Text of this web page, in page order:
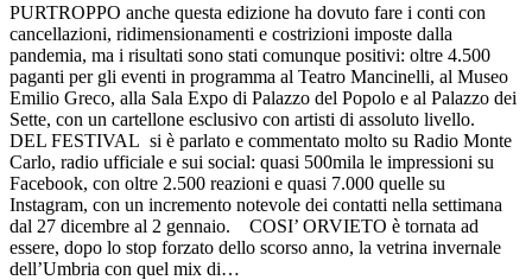
PURTROPPO anche questa edizione ha dovuto fare i conti con
cancellazioni, ridimensionamenti e costrizioni imposte dalla
pandemia, ma i risultati sono stati comunque positivi: oltre 4.500
paganti per gli eventi in programma al Teatro Mancinelli, al Museo
Emilio Greco, alla Sala Expo di Palazzo del Popolo e al Palazzo dei
Sette, con un cartellone esclusivo con artisti di assoluto livello.
DEL FESTIVAL si è parlato e commentato molto su Radio Monte
Carlo, radio ufficiale e sui social: quasi 500mila le impressioni su
Facebook, con oltre 2.500 reazioni e quasi 7.000 quelle su
Instagram, con un incremento notevole dei contatti nella settimana
dal 27 dicembre al 2 gennaio. COSI’ ORVIETO è tornata ad
essere, dopo lo stop forzato dello scorso anno, la vetrina invernale
dell’Umbria con quel mix di…